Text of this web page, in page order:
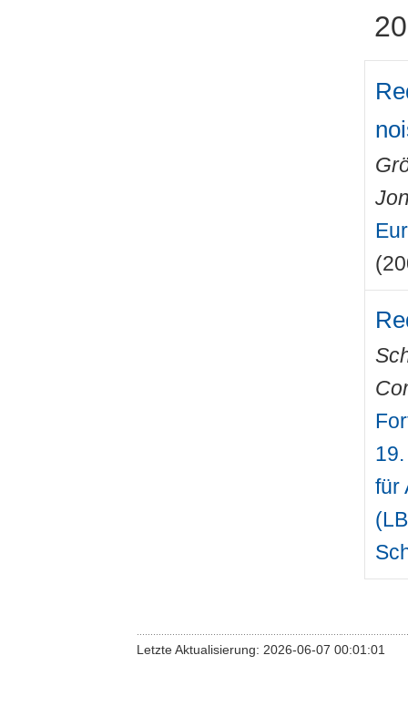
für
Letzte Aktualisierung: 2026-06-07 00:01:01